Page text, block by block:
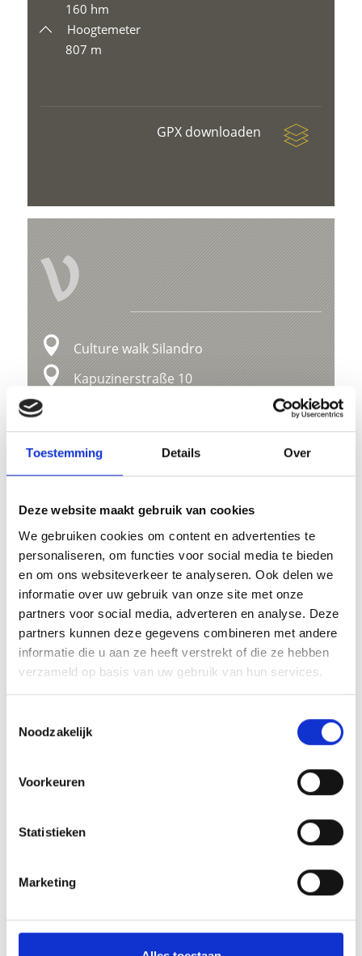
Toestemming Details Over
Deze website maakt gebruik van cookies
We gebruiken cookies om content en advertenties te
personaliseren, om functies voor social media te bieden
en om ons websiteverkeer te analyseren. Ook delen we
informatie over uw gebruik van onze site met onze
partners voor social media, adverteren en analyse. Deze
partners kunnen deze gegevens combineren met andere
informatie die u aan ze heeft verstrekt of die ze hebben
verzameld op basis van uw gebruik van hun services.
Noodzakelijk
Voorkeuren
Statistieken
Marketing
160 hm
Hoogtemeter
807 m
GPX downloaden
V
Culture walk Silandro
Kapuzinerstraße 10
Impressies